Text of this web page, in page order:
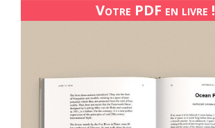
Votre PDF en livre !